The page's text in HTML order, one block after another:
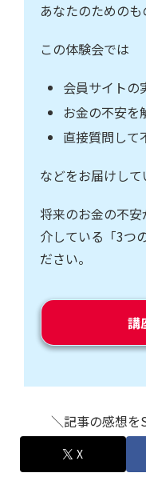
あなたのためのも
この体験会では
会員サイトの
お金の不安を
直接質問して
などをお届けして
将来のお金の不
介している「3つ
ださい。
講
＼記事の感想を
X